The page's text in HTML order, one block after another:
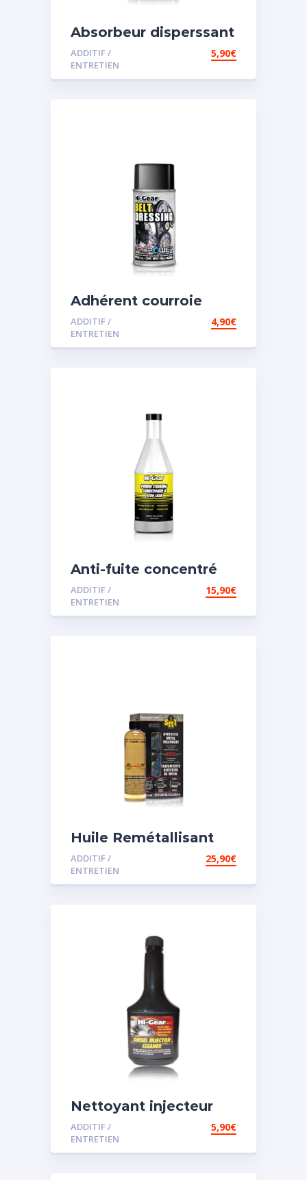
Absorbeur disperssant
d’eau pour carburant
ADDITIF /
ENTRETIEN
5,90€
Adhérent courroie
ADDITIF /
ENTRETIEN
4,90€
Anti-fuite concentré
pour direction
assistée
ADDITIF /
ENTRETIEN
15,90€
Huile Remétallisant
Moteur SMT2
ADDITIF /
ENTRETIEN
25,90€
Nettoyant injecteur
diesel
ADDITIF /
ENTRETIEN
5,90€